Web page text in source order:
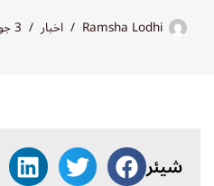
Ramsha Lodhi اخبار 3 جون 2025
شیئر